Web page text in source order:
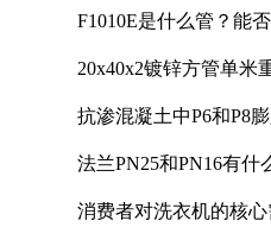
F1010E是什么管？能
20x40x2镀锌方管单米
抗渗混凝土中P6和P8
法兰PN25和PN16有什
消费者对洗衣机的核